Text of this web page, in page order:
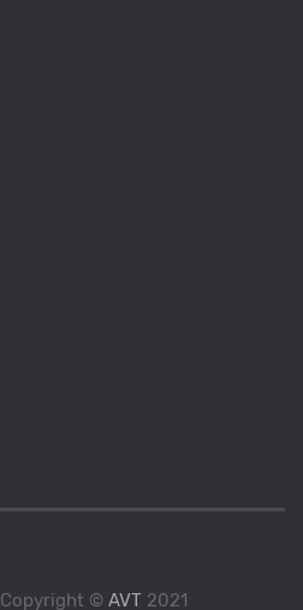
Copyright © AVT 2021